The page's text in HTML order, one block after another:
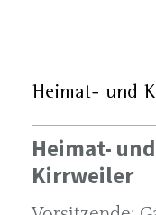
Heimat-
Kirrweiler